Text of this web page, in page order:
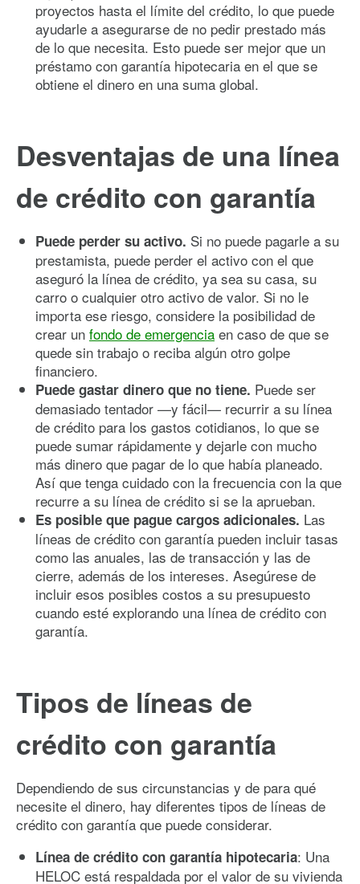
proyectos hasta el límite del crédito, lo que puede
ayudarle a asegurarse de no pedir prestado más
de lo que necesita. Esto puede ser mejor que un
préstamo con garantía hipotecaria en el que se
obtiene el dinero en una suma global.
Desventajas de una línea
de crédito con garantía
Puede perder su activo. Si no puede pagarle a su
prestamista, puede perder el activo con el que
aseguró la línea de crédito, ya sea su casa, su
carro o cualquier otro activo de valor. Si no le
importa ese riesgo, considere la posibilidad de
crear un fondo de emergencia en caso de que se
quede sin trabajo o reciba algún otro golpe
financiero.
Puede gastar dinero que no tiene. Puede ser
demasiado tentador —y fácil— recurrir a su línea
de crédito para los gastos cotidianos, lo que se
puede sumar rápidamente y dejarle con mucho
más dinero que pagar de lo que había planeado.
Así que tenga cuidado con la frecuencia con la que
recurre a su línea de crédito si se la aprueban.
Es posible que pague cargos adicionales. Las
líneas de crédito con garantía pueden incluir tasas
como las anuales, las de transacción y las de
cierre, además de los intereses. Asegúrese de
incluir esos posibles costos a su presupuesto
cuando esté explorando una línea de crédito con
garantía.
Tipos de líneas de
crédito con garantía
Dependiendo de sus circunstancias y de para qué
necesite el dinero, hay diferentes tipos de líneas de
crédito con garantía que puede considerar.
Línea de crédito con garantía hipotecaria: Una
HELOC está respaldada por el valor de su vivienda